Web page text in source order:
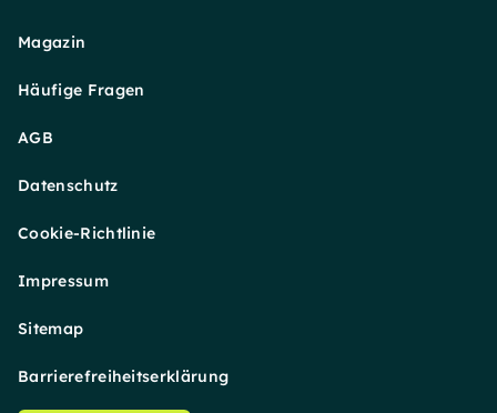
Magazin
Häufige Fragen
AGB
Datenschutz
Cookie-Richtlinie
Impressum
Sitemap
Barrierefreiheitserklärung